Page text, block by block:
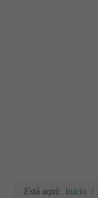
Está aquí: Inicio